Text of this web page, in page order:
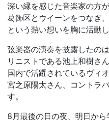
深い縁を感じた音楽家の方
葛飾区とウイーンをつなぎ
という熱い想いを胸に活動し
弦楽器の演奏を披露したの
リニストである池上和樹さ
国内で活躍されているヴィ
宮之原陽太さん、コントラ
す。
8月最後の日の夜、明日か